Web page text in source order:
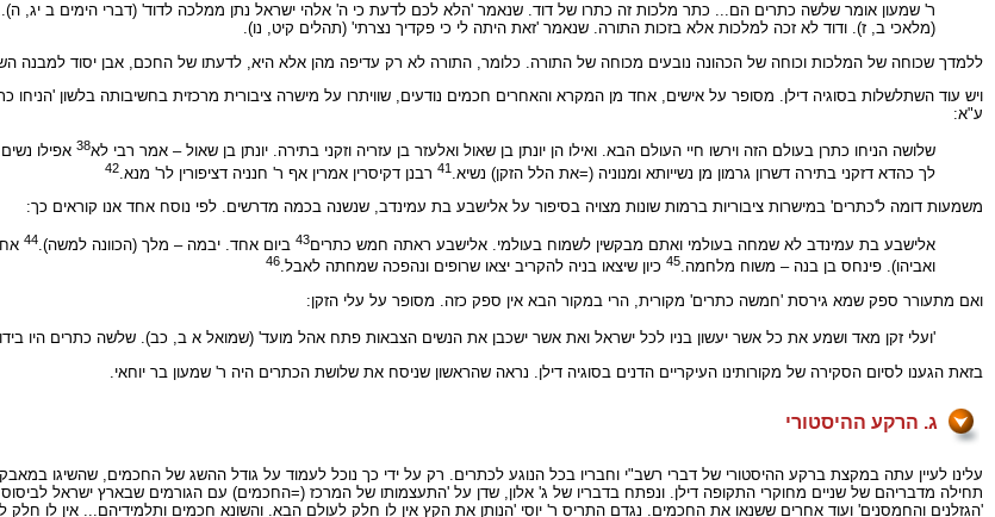
ר' שמעון אומר שלשה כתרים הם... כתר מלכות זה כתרו של דוד. שנאמר 'הלא לכם לדעת כי ה' אלהי ישראל נתן ממלכה לדוד' (דברי הימים ב יג,
(מלאכי ב, ז). ודוד לא זכה למלכות אלא בזכות התורה. שנאמר 'זאת היתה לי כי פקדיך נצרתי' (תהלים קיט, נו).
ללמדך שכוחה של המלכות וכוחה של הכהונה נובעים מכוחה של התורה. כלומר, התורה לא רק עדיפה מהן אלא היא, לדעתו של החכם, אבן יסוד למבנה
ויש עוד השתלשלות בסוגיה דילן. מסופר על אישים, אחד מן המקרא והאחרים חכמים נודעים, שוויתרו על מישרה ציבורית מרכזית בחשיבותה בלשון
ע"א:
שלושה הניחו כתרן בעולם הזה וירשו חיי העולם הבא. ואילו הן יונתן בן שאול ואלעזר בן עזריה וזקני בתירה. יונתן בן שאול – אמר רבי לא38 אפילו
לך כהדא דזקני בתירה דשרון גרמון מן נשייותא ומנוניה (=את הלל הזקן) נשיא. 41 רבנן דקיסרין אמרין אף ר' חנניה דציפורין לר' מנא.42
משמעות דומה ל'כתרים' במישרות ציבוריות ברמות שונות מצויה בסיפור על אלישבע בת עמינדב, שנשנה בכמה מדרשים. לפי נוסח אחד אנו קוראים כך:
אלישבע בת עמינדב לא שמחה בעולמי ואתם מבקשין לשמוח בעולמי. אלישבע ראתה חמש כתרים43 ביום אחד. יבמה – מלך (הכוונה למשה).44
ואביהו). פינחס בן בנה – משוח מלחמה.45 כיון שיצאו בניה להקריב יצאו שרופים ונהפכה שמחתה לאבל.46
ואם מתעורר ספק שמא גירסת 'חמשה כתרים' מקורית, הרי במקור הבא אין ספק כזה. מסופר על עלי הזקן:
'ועלי זקן מאד ושמע את כל אשר יעשון בניו לכל ישראל ואת אשר ישכבן את הנשים הצבאות פתח אהל מועד' (שמואל א ב, כב). שלשה כתרים היו בידו.
בזאת הגענו לסיום הסקירה של מקורותינו העיקריים הדנים בסוגיה דילן. נראה שהראשון שניסח את שלושת הכתרים היה ר' שמעון בר יוחאי.
ג. הרקע ההיסטורי
עלינו לעיין עתה במקצת ברקע ההיסטורי של דברי רשב"י וחבריו בכל הנוגע לכתרים. רק על ידי כך נוכל לעמוד על גודל ההשג של החכמים, שהשיגו
תחילה מדבריהם של שניים מחוקרי התקופה דילן. ונפתח בדבריו של ג' אלון, שדן על 'התעצמותו של המרכז (=החכמים) עם הגורמים שבארץ ישראל לביסוס
'הגזלנים והחמסנים' ועוד אחרים ששנאו את החכמים. נגדם התריס ר' יוסי 'הנותן את הקץ אין לו חלק לעולם הבא. והשונא חכמים ותלמידיהם... אין לו חלק